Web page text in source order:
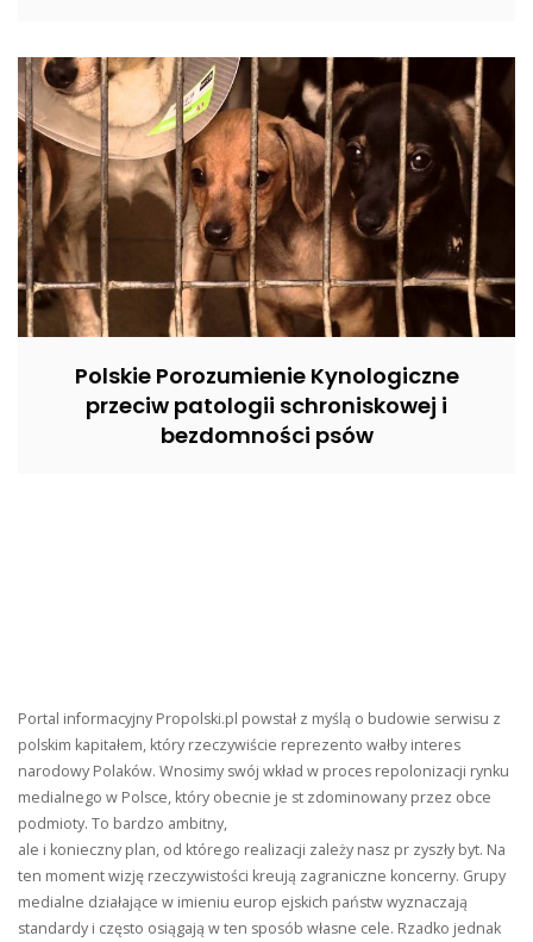
Polskie Porozumienie Kynologiczne
przeciw patologii schroniskowej i
bezdomności psów
Portal informacyjny Propolski.pl powstał z myślą o budowie serwisu z
polskim kapitałem, który rzeczywiście reprezento wałby interes
narodowy Polaków. Wnosimy swój wkład w proces repolonizacji rynku
medialnego w Polsce, który obecnie je st zdominowany przez obce
podmioty. To bardzo ambitny,
ale i konieczny plan, od którego realizacji zależy nasz pr zyszły byt. Na
ten moment wizję rzeczywistości kreują zagraniczne koncerny. Grupy
medialne działające w imieniu europ ejskich państw wyznaczają
standardy i często osiągają w ten sposób własne cele. Rzadko jednak